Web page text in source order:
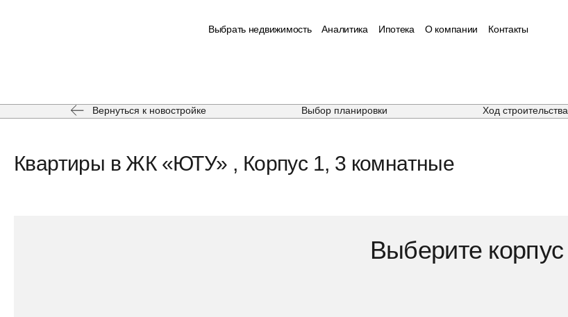
Выбрать недвижимость Аналитика Ипотека О компании Контакты
Вернуться к новостройке Выбор планировки Ход строительства
Квартиры в ЖК «ЮТУ» , Корпус 1, 3 комнатные
Выберите корпус